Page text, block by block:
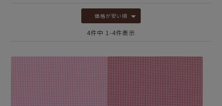
価格が安い順
4件中 1 -4件表示